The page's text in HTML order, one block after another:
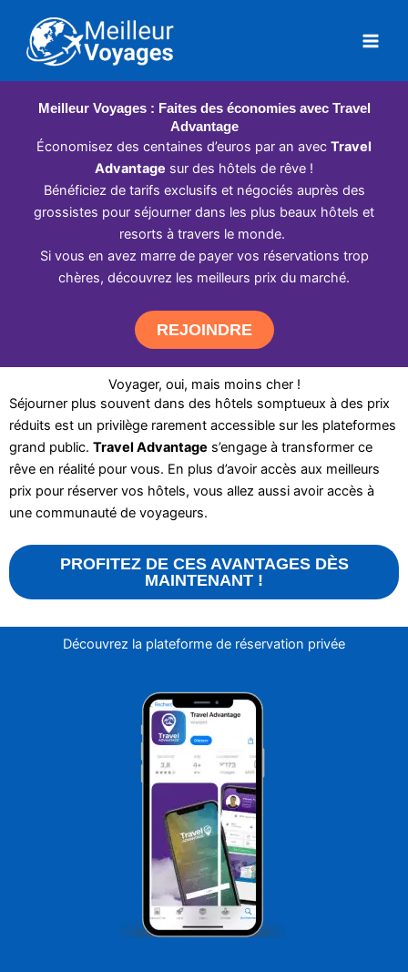
contenu
Meilleur Voyages : Faites des économies avec Travel
Advantage
Économisez des centaines d’euros par an avec Travel
Advantage sur des hôtels de rêve !
Bénéficiez de tarifs exclusifs et négociés auprès des
grossistes pour séjourner dans les plus beaux hôtels et
resorts à travers le monde.
Si vous en avez marre de payer vos réservations trop
chères, découvrez les meilleurs prix du marché.
REJOINDRE
Voyager, oui, mais moins cher !
Séjourner plus souvent dans des hôtels somptueux à des prix
réduits est un privilège rarement accessible sur les plateformes
grand public. Travel Advantage s’engage à transformer ce
rêve en réalité pour vous. En plus d’avoir accès aux meilleurs
prix pour réserver vos hôtels, vous allez aussi avoir accès à
une communauté de voyageurs.
PROFITEZ DE CES AVANTAGES DÈS
MAINTENANT !
Découvrez la plateforme de réservation privée